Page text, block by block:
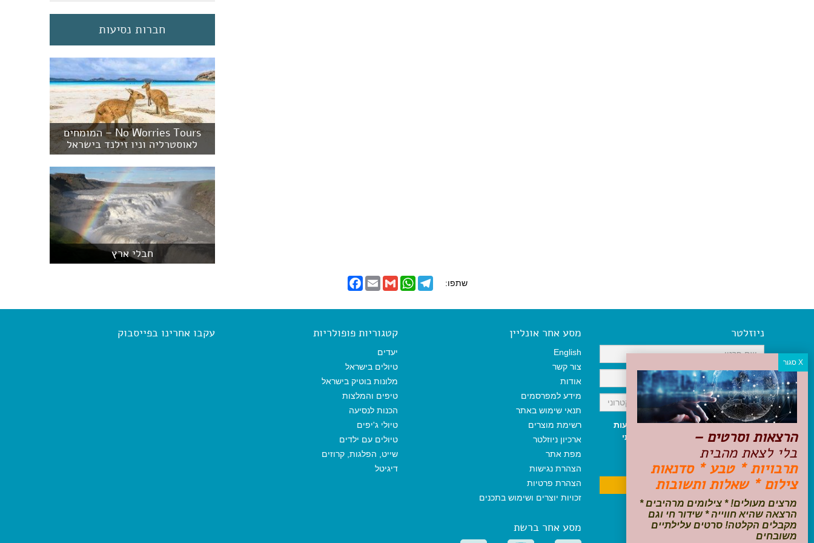
חברות נסיעות
No Worries Tours – המומחים
לאוסטרליה וניו זילנד בישראל
חבלי ארץ
שתפו:
F
a
e
o
o
E
m
i
G
m
i
W
h
t
T
e
e
ניוזלטר
אני מאשר/ת קבלת ניוזלטר והודעות
שיווקיות, ומאשר/ת כי קראתי והסכמתי
לתקנון האתר ולמדיניות הפרטיות
ניתן לבטל את ההרשמה בכל עת
מסע אחר אונליין
English
צור קשר
אודות
מידע למפרסמים
תנאי שימוש באתר
רשימת מוצרים
ארכיון ניוזלטר
מפת אתר
הצהרת נגישות
הצהרת פרטיות
זכויות יוצרים ושימוש בתכנים
מסע אחר ברשת
קטגוריות פופולריות
יעדים
טיולים בישראל
מלונות בוטיק בישראל
טיפים והמלצות
הכנות לנסיעה
טיולי ג'יפים
טיולים עם ילדים
שייט, הפלגות, קרוזים
דיגיטל
עקבו אחרינו בפייסבוק
הרצאות וסרטים –
בלי לצאת מהבית
תרבויות * טבע * סדנאות
צילום * שאלות ותשובות
מרצים מעולים! * צילומים מרהיבים *
הרצאה שהיא חווייה * שידור חי וגם
מקבלים הקלטה! סרטים עלילתיים
משובחים